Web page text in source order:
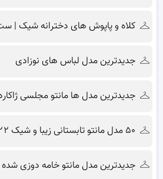
کلاه و پاپوش های دخترانه شیک |
جدیدترین مدل لباس های نوزادی
جدیدترین مدل ها مانتو مجلسی ژاکارد
۵۰ مدل مانتو تابستانی زیبا و شیک ۲۰۲۲
جدیدترین مدل مانتو خامه دوزی شده ۲۰۲۲ برای نوروز